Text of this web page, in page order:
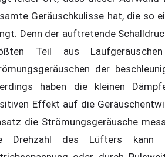
Geräuschkulisse hat, die so
Denn der auftretende
Teil aus
der
haben die kleinen
Effekt auf die
die Strömungsgeräusche
Drehzahl des Lüfters kann